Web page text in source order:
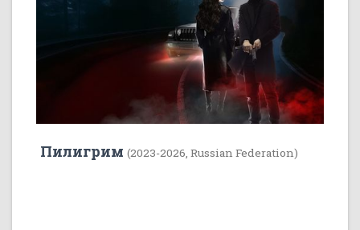
Пилигрим (2023-2026, Russian Federation)